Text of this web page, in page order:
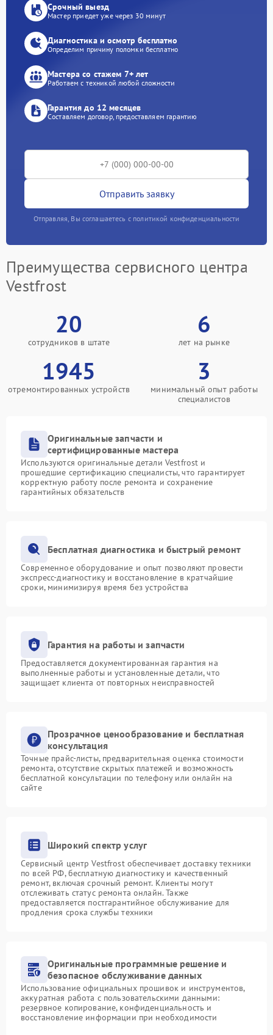
Срочный выезд
Мастер приедет уже через 30 минут
Диагностика и осмотр бесплатно
Определим причину поломки бесплатно
Мастера со стажем 7+ лет
Работаем с техникой любой сложности
Гарантия до 12 месяцев
Составляем договор, предоставляем гарантию
Отправить заявку
Отправляя, Вы соглашаетесь с политикой конфиденциальности
Преимущества сервисного центра
Vestfrost
20
сотрудников в штате
6
лет на рынке
1945
отремонтированных устройств
3
минимальный опыт работы
специалистов
Оригинальные запчасти и
сертифицированные мастера
Используются оригинальные детали Vestfrost и
прошедшие сертификацию специалисты, что гарантирует
корректную работу после ремонта и сохранение
гарантийных обязательств
Бесплатная диагностика и быстрый ремонт
Современное оборудование и опыт позволяют провести
экспресс-диагностику и восстановление в кратчайшие
сроки, минимизируя время без устройства
Гарантия на работы и запчасти
Предоставляется документированная гарантия на
выполненные работы и установленные детали, что
защищает клиента от повторных неисправностей
Прозрачное ценообразование и бесплатная
консультация
Точные прайс-листы, предварительная оценка стоимости
ремонта, отсутствие скрытых платежей и возможность
бесплатной консультации по телефону или онлайн на
сайте
Широкий спектр услуг
Сервисный центр Vestfrost обеспечивает доставку техники
по всей РФ, бесплатную диагностику и качественный
ремонт, включая срочный ремонт. Клиенты могут
отслеживать статус ремонта онлайн. Также
предоставляется постгарантийное обслуживание для
продления срока службы техники
Оригинальные программные решение и
безопасное обслуживание данных
Использование официальных прошивок и инструментов,
аккуратная работа с пользовательскими данными:
резервное копирование, конфиденциальность и
восстановление информации при необходимости